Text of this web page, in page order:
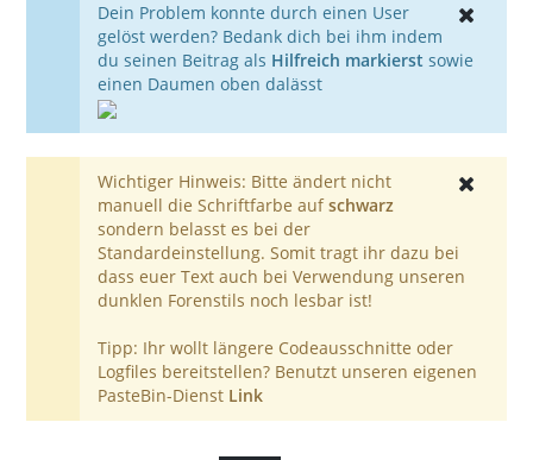
Dein Problem konnte durch einen User
gelöst werden? Bedank dich bei ihm indem
du seinen Beitrag als Hilfreich markierst sowie
einen Daumen oben dalässt
Wichtiger Hinweis: Bitte ändert nicht
manuell die Schriftfarbe aufschwarz
sondern belasst es bei der
Standardeinstellung. Somit tragt ihr dazu bei
dass euer Text auch bei Verwendung unseren
dunklen Forenstils noch lesbar ist!
Tipp: Ihr wollt längere Codeausschnitte oder
Logfiles bereitstellen? Benutzt unseren eigenen
PasteBin-Dienst Link